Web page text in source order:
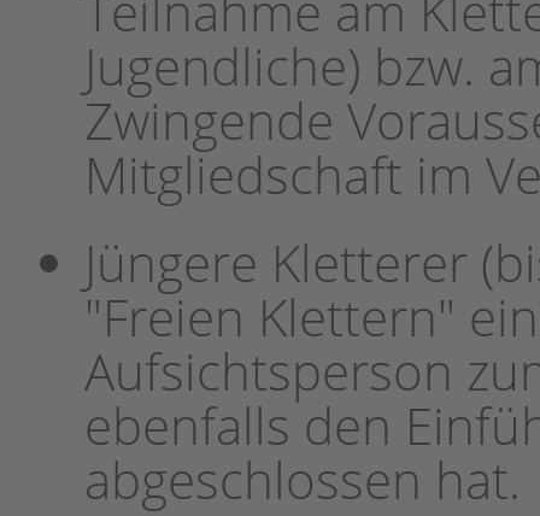
Jugendliche) bzw.
Zwingende
Mitgliedschaft im
Jüngere Kletterer
"Freien Klettern"
Aufsichtsperson
ebenfalls den
abgeschlossen hat.